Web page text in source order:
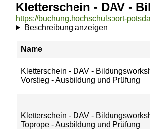
Kletterschein - DAV -
Beschreibung anzeigen
Name
Kletterschein - DAV -
Vorstieg - Ausbildung und Prüfung
Kletterschein - DAV -
Toprope - Ausbildung und Prüfung